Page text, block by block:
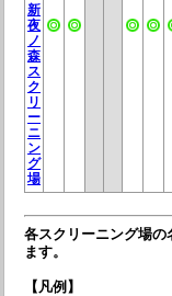
新
夜
ノ
森
ス
ク
リ
ー
ニ
ン
グ
場
各スクリーニング場の
ます。
【凡例】